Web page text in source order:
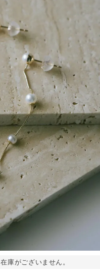
庫がございません。